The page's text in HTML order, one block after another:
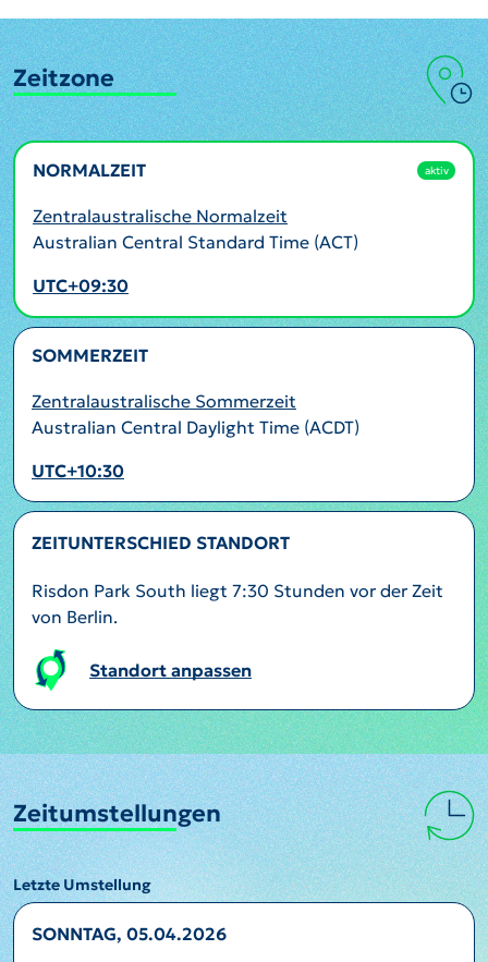
Zeitzone
NORMALZEIT aktiv
Zentralaustralische Normalzeit
Australian Central Standard Time (ACT)
UTC+09:30
SOMMERZEIT
Zentralaustralische Sommerzeit
Australian Central Daylight Time (ACDT)
UTC+10:30
ZEITUNTERSCHIED STANDORT
Risdon Park South liegt 7:30 Stunden vor der Zeit
von Berlin.
Standort anpassen
Zeitumstellungen
Letzte Umstellung
SONNTAG, 05.04.2026